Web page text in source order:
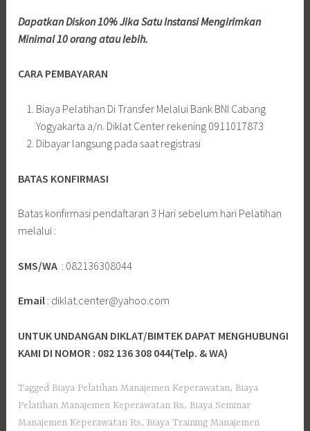
Dapatkan Diskon 10% Jika Satu Instansi Mengirimkan
Minimal 10 orang atau lebih.
CARA PEMBAYARAN
Biaya Pelatihan Di Transfer Melalui Bank BNI Cabang
Yogyakarta a/n. Diklat Center rekening 0911017873
Dibayar langsung pada saat registrasi
BATAS KONFIRMASI
Batas konfirmasi pendaftaran 3 Hari sebelum hari Pelatihan
melalui :
SMS/WA : 082136308044
Email : diklat.center@yahoo.com
UNTUK UNDANGAN DIKLAT/BIMTEK DAPAT MENGHUBUNGI
KAMI DI NOMOR : 082 136 308 044(Telp. & WA)
Tagged Biaya Pelatihan Manajemen Keperawatan, Biaya
Pelatihan Manajemen Keperawatan Rs, Biaya Seminar
Manajemen Keperawatan Rs, Biaya Training Manajemen